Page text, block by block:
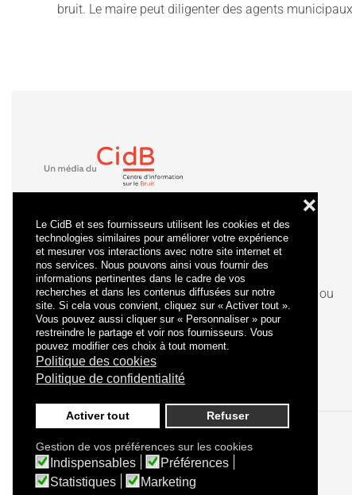
Le CidB et ses fournisseurs utilisent les cookies et des
technologies similaires pour améliorer votre expérience
et mesurer vos interactions avec notre site internet et
nos services. Nous pouvons ainsi vous fournir des
informations pertinentes dans le cadre de vos
recherches et dans les contenus diffusées sur notre
site. Si cela vous convient, cliquez sur « Activer tout ».
Vous pouvez aussi cliquer sur « Personnaliser » pour
restreindre le partage et voir nos fournisseurs. Vous
pouvez modifier ces choix à tout moment.
Politique des cookies
Politique de confidentialité
Activer tout Refuser
❌
Gestion de vos préférences sur les cookies
Indispensables
Préférences
Statistiques
Marketing
bruit. Le maire peut diligenter des agents
Lacertification qualité a été délivrée au titre de la ou
des catégories d'actions suivantes : actions de
formation.
Politique de confidentialité Mentions légales